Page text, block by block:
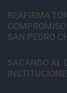
REAFIRMA
SAN PEDRO
SACANDO AL